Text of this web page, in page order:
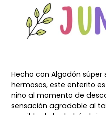
Hecho con Algodón súper
hermosos, este enterito
niño al momento de
sensación agradable al